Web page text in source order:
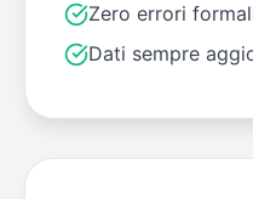
Zero errori
Dati sempre